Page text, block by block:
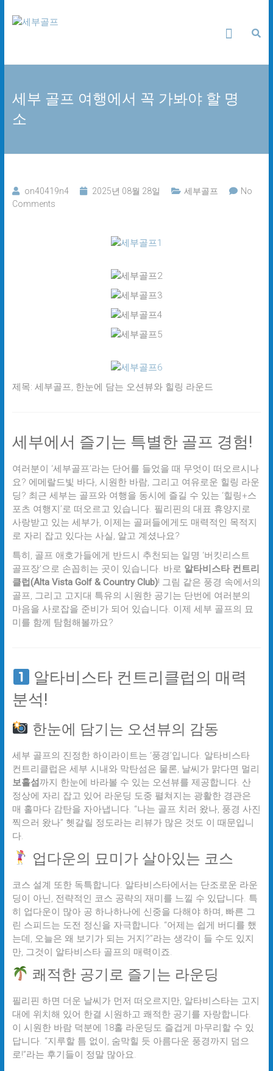
세
프
간
상
담
세부 골프 여행에서 꼭 가봐야 할 명
소
on40419n4 2025년 08월 28일 세부골프
No
Comments
제목: 세부골프, 한눈에 담는 오션뷰와 힐링 라운드
세부에서 즐기는 특별한 골프 경험!
여러분이 ‘세부골프’라는 단어를 들었을 때 무엇이 떠오르시나
요? 에메랄드빛 바다, 시원한 바람, 그리고 여유로운 힐링 라운
딩? 최근 세부는 골프와 여행을 동시에 즐길 수 있는 ‘힐링+스
포츠 여행지’로 떠오르고 있습니다. 필리핀의 대표 휴양지로
사랑받고 있는 세부가, 이제는 골퍼들에게도 매력적인 목적지
로 자리 잡고 있다는 사실, 알고 계셨나요?
특히, 골프 애호가들에게 반드시 추천되는 일명 ‘버킷리스트
골프장’으로 손꼽히는 곳이 있습니다. 바로 알타비스타 컨트리
클럽(Alta Vista Golf & Country Club)! 그림 같은 풍경 속에서의
골프, 그리고 고지대 특유의 시원한 공기는 단번에 여러분의
마음을 사로잡을 준비가 되어 있습니다. 이제 세부 골프의 묘
미를 함께 탐험해볼까요?
알타비스타 컨트리클럽의 매력
분석!
한눈에 담기는 오션뷰의 감동
세부 골프의 진정한 하이라이트는 ‘풍경’입니다. 알타비스타
컨트리클럽은 세부 시내와 막탄섬은 물론, 날씨가 맑다면 멀리
보홀섬 까지 한눈에 바라볼 수 있는 오션뷰를 제공합니다. 산
정상에 자리 잡고 있어 라운딩 도중 펼쳐지는 광활한 경관은
매 홀마다 감탄을 자아냅니다. “나는 골프 치러 왔나, 풍경 사진
찍으러 왔나” 헷갈릴 정도라는 리뷰가 많은 것도 이 때문입니
다.
업다운의 묘미가 살아있는 코스
코스 설계 또한 독특합니다. 알타비스타에서는 단조로운 라운
딩이 아닌, 전략적인 코스 공략의 재미를 느낄 수 있답니다. 특
히 업다운이 많아 공 하나하나에 신중을 다해야 하며, 빠른 그
린 스피드는 도전 정신을 자극합니다. “어제는 쉽게 버디를 했
는데, 오늘은 왜 보기가 되는 거지?”라는 생각이 들 수도 있지
만, 그것이 알타비스타 골프의 매력이죠.
쾌적한 공기로 즐기는 라운딩
필리핀 하면 더운 날씨가 먼저 떠오르지만, 알타비스타는 고지
대에 위치해 있어 한결 시원하고 쾌적한 공기를 자랑합니다.
이 시원한 바람 덕분에 18홀 라운딩도 즐겁게 마무리할 수 있
답니다. “지루할 틈 없이, 숨막힐 듯 아름다운 풍경까지 덤으
로!”라는 후기들이 정말 많아요.